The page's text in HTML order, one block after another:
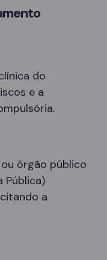
do
e a
órgão público
Pública)
a